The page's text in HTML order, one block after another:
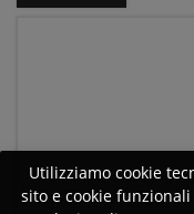
Utilizziamo cookie
sito e cookie